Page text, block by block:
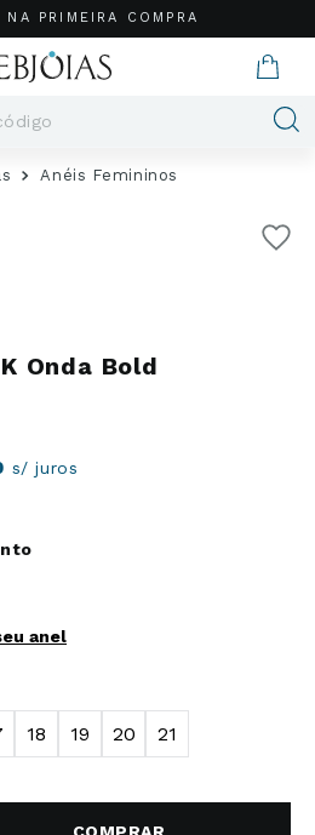
PRIMEIRA COMPRA
Anéis Femininos
Onda Bold
s/ juros
anel
18 19 20 21